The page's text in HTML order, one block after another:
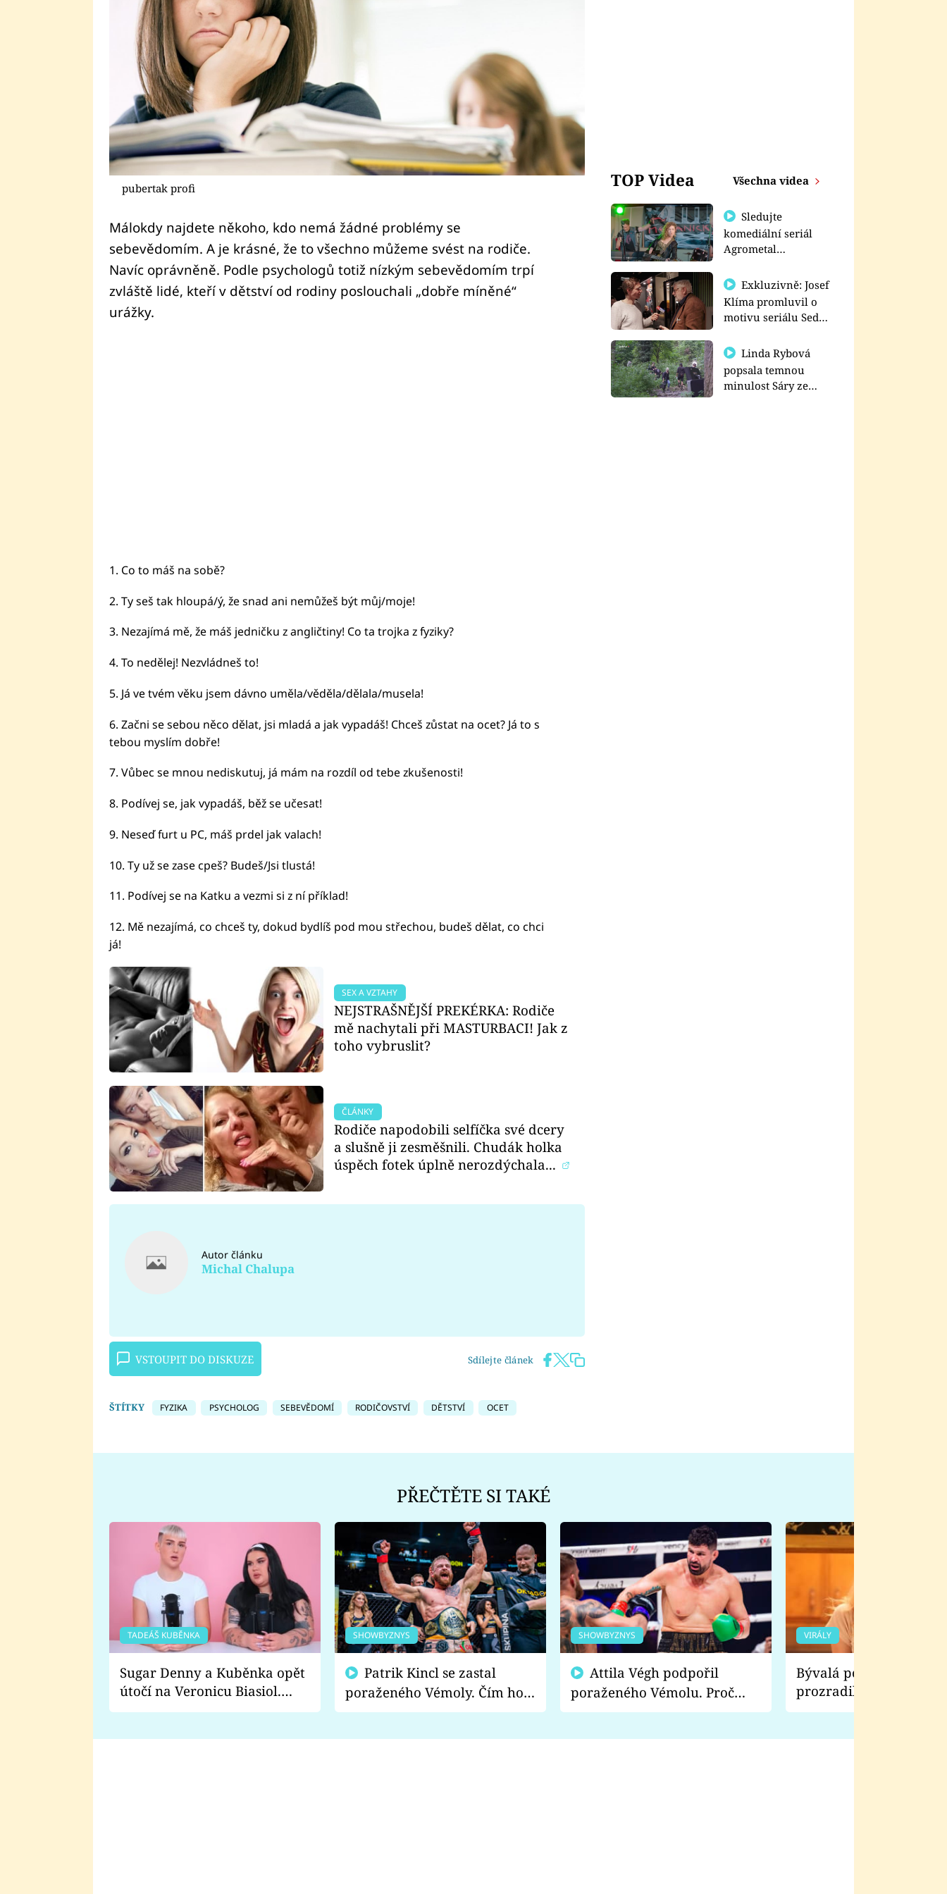
pubertak profi
Málokdy najdete někoho, kdo nemá žádné problémy se
sebevědomím. A je krásné, že to všechno můžeme svést na rodiče.
Navíc oprávněně. Podle psychologů totiž nízkým sebevědomím trpí
zvláště lidé, kteří v dětství od rodiny poslouchali „dobře míněné“
urážky.
1. Co to máš na sobě?
2. Ty seš tak hloupá/ý, že snad ani nemůžeš být můj/moje!
3. Nezajímá mě, že máš jedničku z angličtiny! Co ta trojka z fyziky?
4. To nedělej! Nezvládneš to!
5. Já ve tvém věku jsem dávno uměla/věděla/dělala/musela!
6. Začni se sebou něco dělat, jsi mladá a jak vypadáš! Chceš zůstat na ocet? Já to s
tebou myslím dobře!
7. Vůbec se mnou nediskutuj, já mám na rozdíl od tebe zkušenosti!
8. Podívej se, jak vypadáš, běž se učesat!
9. Neseď furt u PC, máš prdel jak valach!
10. Ty už se zase cpeš? Budeš/Jsi tlustá!
11. Podívej se na Katku a vezmi si z ní příklad!
12. Mě nezajímá, co chceš ty, dokud bydlíš pod mou střechou, budeš dělat, co chci
já!
SEX A VZTAHY
NEJSTRAŠNĚJŠÍ PREKÉRKA: Rodiče
mě nachytali při MASTURBACI! Jak z
toho vybruslit?
ČLÁNKY
Rodiče napodobili selfíčka své dcery
a slušně ji zesměšnili. Chudák holka
úspěch fotek úplně nerozdýchala...
Autor článku
Michal Chalupa
VSTOUPIT DO DISKUZE Sdílejte článek
ŠTÍTKY FYZIKA PSYCHOLOG SEBEVĚDOMÍ RODIČOVSTVÍ DĚTSTVÍ OCET
TOP Videa Všechna videa
Sledujte
komediální seriál
Agrometal
prima+
Exkluzivně: Josef
Klíma promluvil o
motivu seriálu Sedm
Linda Rybová
popsala temnou
minulost Sáry ze
PŘEČTĚTE SI TAKÉ
TADEÁŠ KUBĚNKA
Sugar Denny a Kuběnka opět
útočí na Veronicu Biasiol.
Proč je podle nich falešná a
SHOWBYZNYS
poraženého Vémoly. Čím ho
fanoušci naštvali?
SHOWBYZNYS
poraženého Vémolu. Proč
chce raději zápasit s ním než
VIRÁLY
Bývalá pornoherečka
prozradila, co ji
natáčení Euforie.